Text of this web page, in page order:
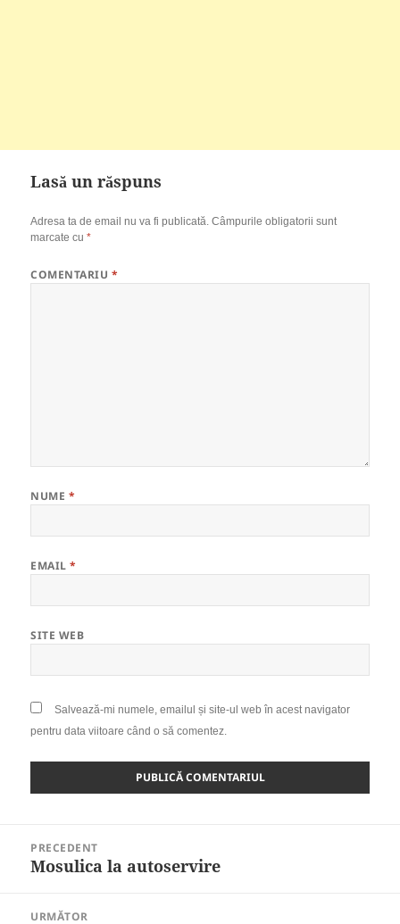
Lasă un răspuns
Adresa ta de email nu va fi publicată. Câmpurile obligatorii sunt
marcate cu*
COMENTARIU *
NUME *
EMAIL*
SITE WEB
Salvează-mi numele, emailul și site-ul web în acest navigator
pentru data viitoare când o să comentez.
articole
PRECEDENT
Articolul
Mosulica la autoservire
URMĂTOR